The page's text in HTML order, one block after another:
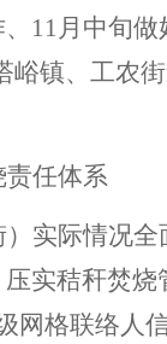
11月中旬
峪镇、工农
责任体系
实际情况全
实秸秆焚烧
网格联络人